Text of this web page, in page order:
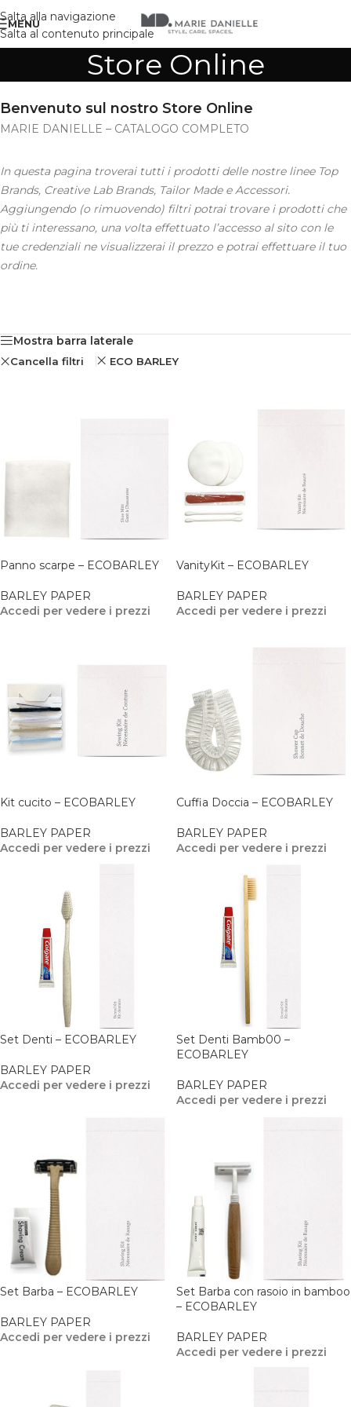
Salta alla navigazione
Salta al contenuto principale
MENU
Store Online
Benvenuto sul nostro Store Online
MARIE DANIELLE – CATALOGO COMPLETO
In questa pagina troverai tutti i prodotti delle nostre linee Top
Brands, Creative Lab Brands, Tailor Made e Accessori.
Aggiungendo (o rimuovendo) filtri potrai trovare i prodotti che
più ti interessano, una volta effettuato l’accesso al sito con le
tue credenziali ne visualizzerai il prezzo e potrai effettuare il tuo
ordine.
Mostra barra laterale
Cancella filtri ECO BARLEY
Panno scarpe – ECOBARLEY
BARLEY PAPER
Accedi per vedere i prezzi
VanityKit – ECOBARLEY
BARLEY PAPER
Accedi per vedere i prezzi
Kit cucito – ECOBARLEY
BARLEY PAPER
Accedi per vedere i prezzi
Cuffia Doccia – ECOBARLEY
BARLEY PAPER
Accedi per vedere i prezzi
Set Denti – ECOBARLEY
BARLEY PAPER
Accedi per vedere i prezzi
Set Denti Bamb00 –
ECOBARLEY
BARLEY PAPER
Accedi per vedere i prezzi
Set Barba – ECOBARLEY
BARLEY PAPER
Accedi per vedere i prezzi
Set Barba con rasoio in bamboo
– ECOBARLEY
BARLEY PAPER
Accedi per vedere i prezzi